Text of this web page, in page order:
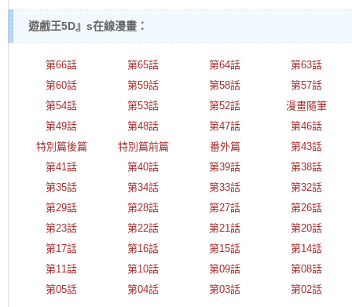
遊戲王5D』s在線漫畫：
第66話 第65話 第64話
第63話
第60話
第59話 第58話
第57話
第54話
第53話 第52話
漫畫隨筆
第49話
第48話 第47話
第46話
特別篇後篇
特別篇前篇 番外篇
第43話
第41話
第40話 第39話
第38話
第35話
第34話 第33話
第32話
第29話
第28話 第27話
第26話
第23話
第22話 第21話
第20話
第17話
第16話 第15話
第14話
第11話
第10話 第09話
第08話
第05話
第04話 第03話 第02話